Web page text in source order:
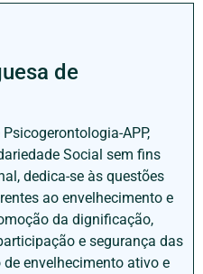
de
APP,
Social sem fins
dedica-se às questões
ao envelhecimento e
da dignificação,
e segurança das
envelhecimento ativo e